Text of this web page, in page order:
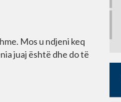
Mos u ndjeni keq
juaj është dhe do të